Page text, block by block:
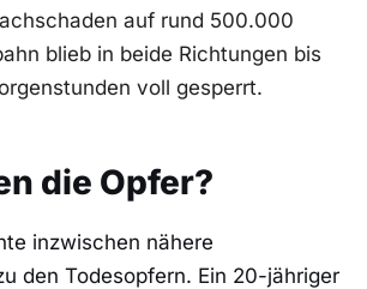
auf rund 500.000
blieb in beide Richtungen bis
voll gesperrt.
die Opfer?
inzwischen nähere
den Todesopfern. Ein 20-jähriger